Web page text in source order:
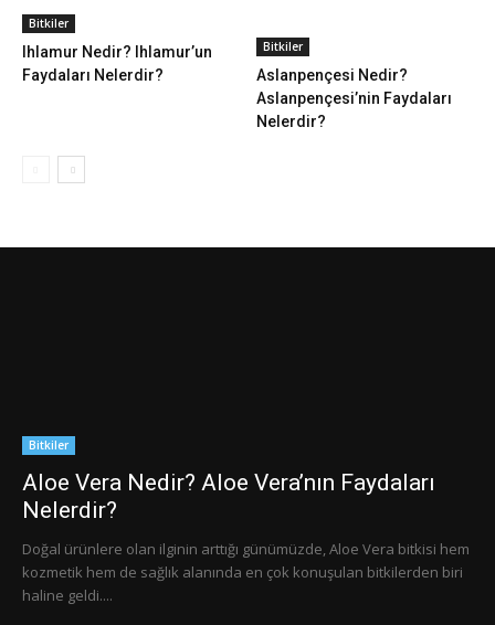
Bitkiler
Ihlamur Nedir? Ihlamur’un
Faydaları Nelerdir?
Bitkiler
Aslanpençesi Nedir?
Aslanpençesi’nin Faydaları
Nelerdir?
Bitkiler
Aloe Vera Nedir? Aloe Vera’nın Faydaları
Nelerdir?
Doğal ürünlere olan ilginin arttığı günümüzde, Aloe Vera bitkisi hem
kozmetik hem de sağlık alanında en çok konuşulan bitkilerden biri
haline geldi....